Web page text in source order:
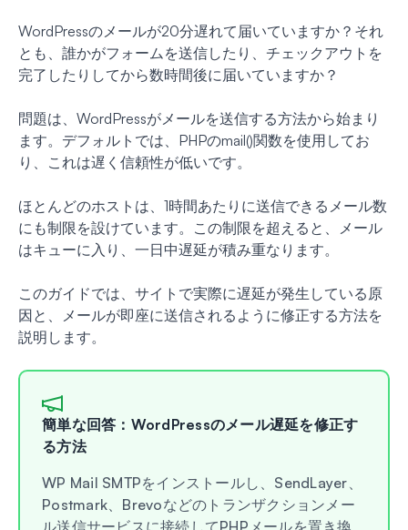
WordPressのメールが20分遅れて届いていますか？それ
とも、誰かがフォームを送信したり、チェックアウトを
完了したりしてから数時間後に届いていますか？
問題は、WordPressがメールを送信する方法から始まり
ます。デフォルトでは、PHPのmail()関数を使用してお
り、これは遅く信頼性が低いです。
ほとんどのホストは、1時間あたりに送信できるメール数
にも制限を設けています。この制限を超えると、メール
はキューに入り、一日中遅延が積み重なります。
このガイドでは、サイトで実際に遅延が発生している原
因と、メールが即座に送信されるように修正する方法を
説明します。
簡単な回答：WordPressのメール遅延を修正す
る方法
WP Mail SMTPをインストールし、SendLayer、
Postmark、Brevoなどのトランザクションメー
ル送信サービスに接続してPHPメールを置き換